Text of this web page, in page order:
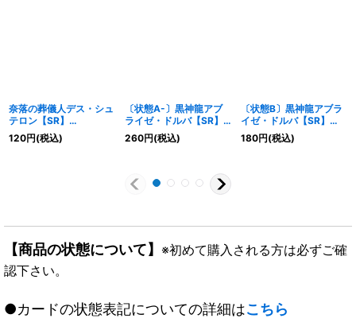
奈落の葬儀人デス・シュ
テロン【SR】
{24RP2TR4/TR11}
《闇》
120円(税込)
〔状態A-〕黒神龍アブ
ライゼ・ドルバ【SR】
{22EX2S3/S15}《闇》
260円(税込)
〔状態B〕黒神龍アブラ
イゼ・ドルバ【SR】
{22EX2S3/S15}《闇》
180円(税込)
【商品の状態について】 ※初めて購入される方は必ずご確
認下さい。
●カードの状態表記についての詳細はこちら